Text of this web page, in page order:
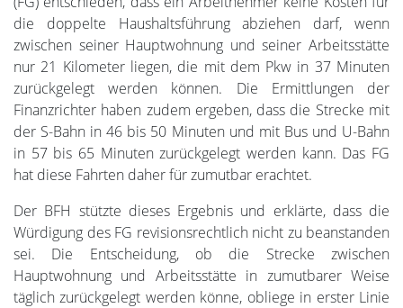
die doppelte Haushaltsführung abziehen darf, wenn
zwischen seiner Hauptwohnung und seiner Arbeitsstätte
nur 21 Kilometer liegen, die mit dem Pkw in 37 Minuten
zurückgelegt werden können. Die Ermittlungen der
Finanzrichter haben zudem ergeben, dass die Strecke mit
der S-Bahn in 46 bis 50 Minuten und mit Bus und U-Bahn
in 57 bis 65 Minuten zurückgelegt werden kann. Das FG
hat diese Fahrten daher für zumutbar erachtet.
Der BFH stützte dieses Ergebnis und erklärte, dass die
Würdigung des FG revisionsrechtlich nicht zu beanstanden
sei. Die Entscheidung, ob die Strecke zwischen
Hauptwohnung und Arbeitsstätte in zumutbarer Weise
täglich zurückgelegt werden könne, obliege in erster Linie